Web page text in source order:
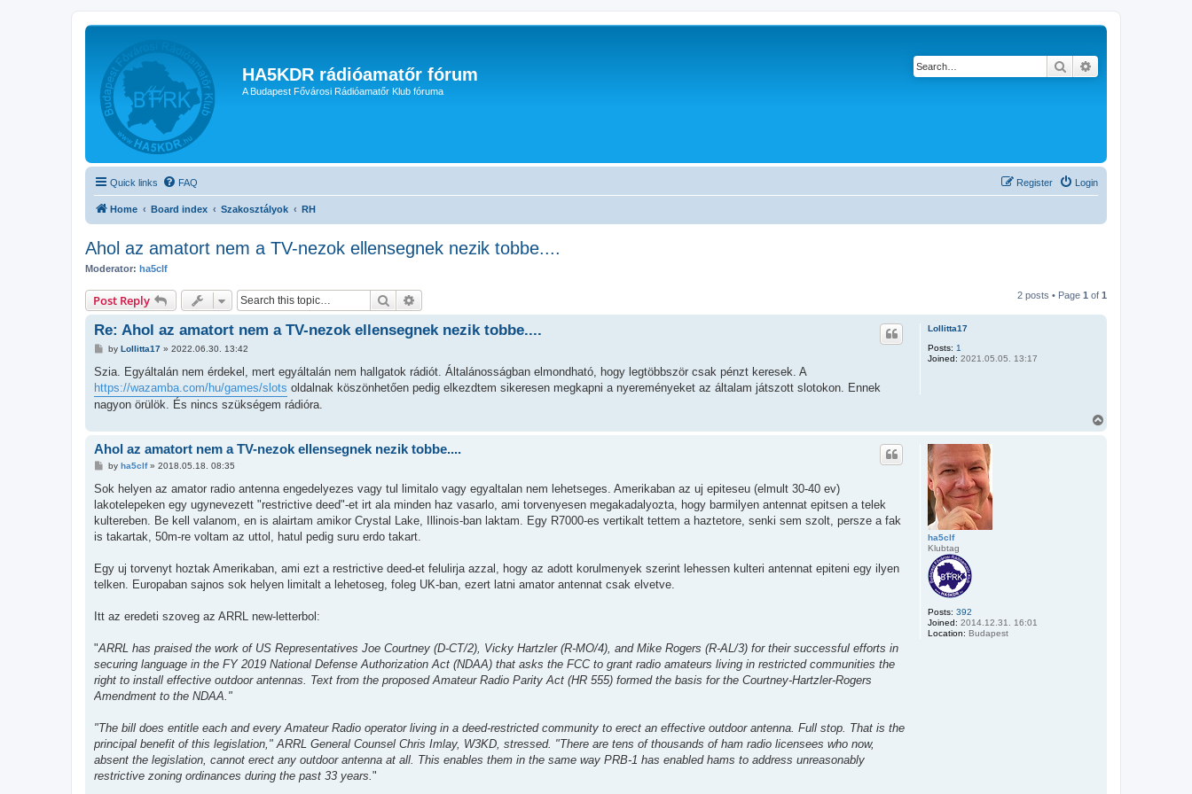
HA5KDR rádióamatőr fórum
A Budapest Fővárosi Rádióamatőr Klub fóruma
Search
Quick links FAQ Login
Register
Home Board index Szakosztályok RH
Ahol az amatort nem a TV-nezok ellensegnek nezik tobbe....
Moderator: ha5clf
Post Reply Search 2 posts • Page 1 of 1
Lollitta17
Posts: 1
Joined: 2021.05.05. 13:17
Re: Ahol az amatort nem a TV-nezok ellensegnek nezik tobbe....
P
s
by Lollitta17» 2022.06.30. 13:42
Szia. Egyáltalán nem érdekel, mert egyáltalán nem hallgatok rádiót. Általánosságban elmondható, hogy legtöbbször csak pénzt keresek. A
https://wazamba.com/hu/games/slots oldalnak köszönhetően pedig elkezdtem sikeresen megkapni a nyereményeket az általam játszott slotokon. Ennek
nagyon örülök. És nincs szükségem rádióra.
ha5clf
Klubtag
Posts: 392
Joined: 2014.12.31. 16:01
Location: Budapest
Ahol az amatort nem a TV-nezok ellensegnek nezik tobbe....
P
s
by ha5clf» 2018.05.18. 08:35
Sok helyen az amator radio antenna engedelyezes vagy tul limitalo vagy egyaltalan nem lehetseges. Amerikaban az uj epiteseu (elmult 30-40 ev)
lakotelepeken egy ugynevezett "restrictive deed"-et irt ala minden haz vasarlo, ami torvenyesen megakadalyozta, hogy barmilyen antennat epitsen a telek
kultereben. Be kell valanom, en is alairtam amikor Crystal Lake, Illinois-ban laktam. Egy R7000-es vertikalt tettem a haztetore, senki sem szolt, persze a fak
is takartak, 50m-re voltam az uttol, hatul pedig suru erdo takart.
Egy uj torvenyt hoztak Amerikaban, ami ezt a restrictive deed-et felulirja azzal, hogy az adott korulmenyek szerint lehessen kulteri antennat epiteni egy ilyen
telken. Europaban sajnos sok helyen limitalt a lehetoseg, foleg UK-ban, ezert latni amator antennat csak elvetve.
Itt az eredeti szoveg az ARRL new-letterbol:
"ARRL has praised the work of US Representatives Joe Courtney (D-CT/2), Vicky Hartzler (R-MO/4), and Mike Rogers (R-AL/3) for their successful efforts in
securing language in the FY 2019 National Defense Authorization Act (NDAA) that asks the FCC to grant radio amateurs living in restricted communities the
right to install effective outdoor antennas. Text from the proposed Amateur Radio Parity Act (HR 555) formed the basis for the Courtney-Hartzler-Rogers
Amendment to the NDAA."
"The bill does entitle each and every Amateur Radio operator living in a deed-restricted community to erect an effective outdoor antenna. Full stop. That is the
principal benefit of this legislation," ARRL General Counsel Chris Imlay, W3KD, stressed. "There are tens of thousands of ham radio licensees who now,
absent the legislation, cannot erect any outdoor antenna at all. This enables them in the same way PRB-1 has enabled hams to address unreasonably
restrictive zoning ordinances during the past 33 years."